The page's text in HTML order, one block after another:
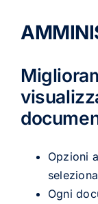
Opzioni
Ogni